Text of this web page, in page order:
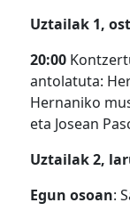
Uztailak 1,
20:00
antolatuta:
Hernaniko
eta Josean
Uztailak 2,
Egun osoan: